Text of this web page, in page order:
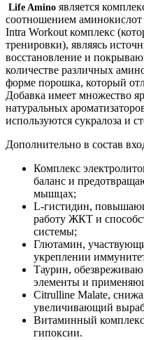
Life Amino является
соотношением
Intra Workout комплекс
тренировки), являясь
восстановление и
количестве различных
форме порошка, который
Добавка имеет множество
натуральных
используются сукралоза и
Дополнительно в состав
Комплекс
баланс и
мышцах;
L-гистидин,
работу ЖКТ и
системы;
Глютамин,
укреплении
Таурин,
элементы и
Citrulline Malate,
увеличивающий
Витаминный
гипоксии.